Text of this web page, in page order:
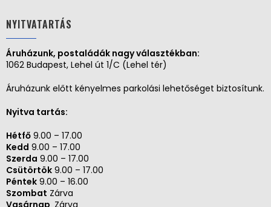
NYITVATARTÁS
Áruházunk, postaládák nagy választékban:
1062 Budapest, Lehel út 1/C (Lehel tér)
Áruházunk előtt kényelmes parkolási lehetőséget biztosítunk.
Nyitva tartás:
Hétfő 9.00 – 17.00
Kedd 9.00 – 17.00
Szerda 9.00 – 17.00
Csütörtök 9.00 – 17.00
Péntek 9.00 – 16.00
Szombat Zárva
Vasárnap Zárva